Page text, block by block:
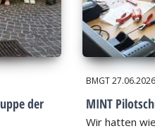
der
BMGT27.06.2026
MINT
Wir hatten